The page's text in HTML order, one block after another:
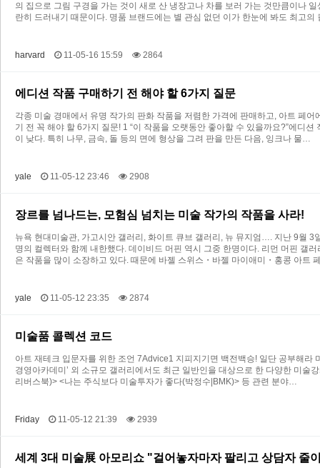
의 집으로 그림 구경을 가는 것이 새로 산 냉장고나 차를 보러 가는 것만큼이나
란히 드러내기 때문이다. 명품 브랜드에는 별 관심 없던 이가 한눈에 봐도 최고
harvard 11-05-16 15:59 2864
에디션 작품 구매하기 전 해야 할 6가지 질문
각종 미술 경매에서 유명 작가의 판화 작품을 저렴한 가격에 판매하고, 아트 페
기 전 꼭 해야 할 6가지 질문! 1 “이 작품을 오랫동안 좋아할 수 있을까요?”에디
이 낮다. 특히 나무, 금속, 돌 등의 면에 형상을 그려 판을 만든 다음, 잉크나 물…
yale 11-05-12 23:46 2908
장르를 넘나드는, 모험심 넘치는 미술 작가의 작품을 사라!
뉴욕 현대미술관, 가고시안 갤러리, 화이트 큐브 갤러리, 뉴 뮤지엄…. 지난 9월
명의 컬렉터와 함께 내한했다. 데이비드 머핀 역시 그중 한명이다. 리먼 머핀 갤
은 작품을 많이 소장하고 있다. 때문에 바젤 스위스・바젤 마이애미・홍콩 아트
yale 11-05-12 23:35 2874
미술품 콜렉션 코드
아트 재테크 입문자를 위한 조언 7Advice1 지피지기면 백전백승! 일단 공부해라
경영아카데미’ 외 소규모 갤러리에서도 최근 일반인을 대상으로 한 다양한 미
리버스북)> <나는 주식보다 미술투자가 좋다(박정수|BMK)> 등 관련 분야…
Friday 11-05-12 21:39 2939
세계 3대 미술展 아모리쇼 "걸어놓자마자 팔리고 상담자 줄